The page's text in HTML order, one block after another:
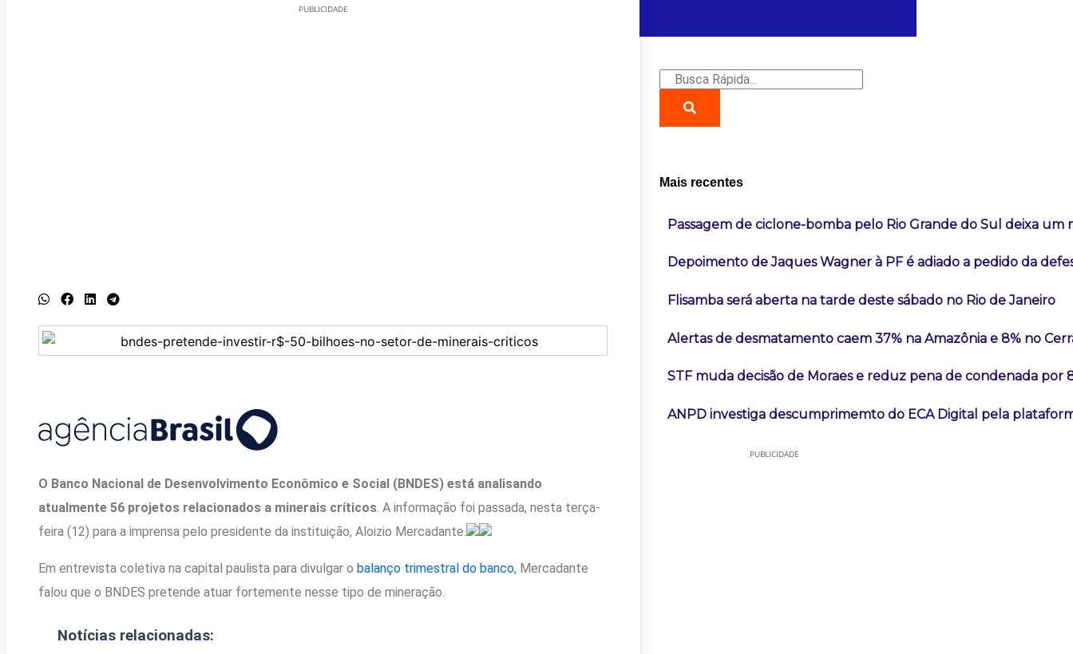
PUBLICIDADE
O Banco Nacional de Desenvolvimento Econômico e Social (BNDES) está analisando
atualmente 56 projetos relacionados a minerais críticos . A informação foi passada, nesta terça-
feira (12) para a imprensa pelo presidente da instituição, Aloizio Mercadante.
Em entrevista coletiva na capital paulista para divulgar o balanço trimestral do banco, Mercadante
falou que o BNDES pretende atuar fortemente nesse tipo de mineração.
Notícias relacionadas:
Pesquisar
Mais recentes
Passagem de ciclone-bomba pelo Rio Grande do Sul deixa um
Depoimento de Jaques Wagner à PF é adiado a pedido da
Flisamba será aberta na tarde deste sábado no Rio de Janeiro
Alertas de desmatamento caem 37% na Amazônia e 8% no
STF muda decisão de Moraes e reduz pena de condenada por
ANPD investiga descumprimemto do ECA Digital pela
PUBLICIDADE